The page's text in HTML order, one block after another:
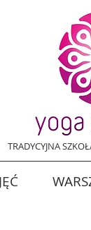
TRADYCYJNA